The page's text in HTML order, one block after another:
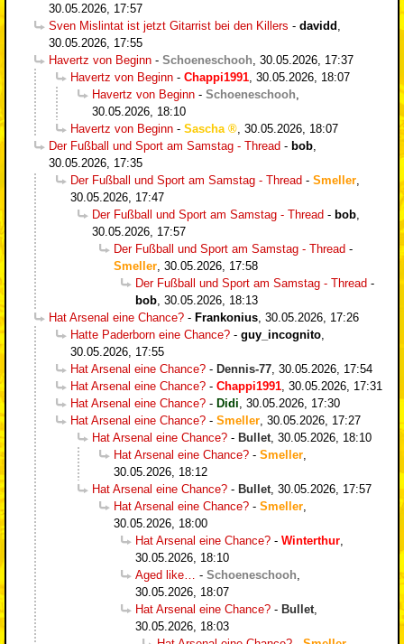
30.05.2026, 17:57
Sven Mislintat ist jetzt Gitarrist bei den Killers - davidd
30.05.2026, 17:55
Havertz von Beginn - Schoeneschooh 30.05.2026, 17:37
Havertz von Beginn - Chappi1991 30.05.2026, 18:07
Havertz von Beginn - Schoeneschooh
30.05.2026, 18:10
Havertz von Beginn - Sascha
30.05.2026, 18:07
Der Fußball und Sport am Samstag - Thread - bob
30.05.2026, 17:35
Der Fußball und Sport am Samstag - Thread - Smeller
30.05.2026, 17:47
Der Fußball und Sport am Samstag - Thread - bob
30.05.2026, 17:57
Der Fußball und Sport am Samstag - Thread -
Smeller 30.05.2026, 17:58
Der Fußball und Sport am Samstag - Thread -
bob 30.05.2026, 18:13
Hat Arsenal eine Chance? - Frankonius 30.05.2026, 17:26
Hatte Paderborn eine Chance? - guy_incognito
30.05.2026, 17:55
Hat Arsenal eine Chance? - Dennis-77 30.05.2026, 17:54
Hat Arsenal eine Chance? - Chappi1991 30.05.2026, 17:31
Hat Arsenal eine Chance? - Didi 30.05.2026, 17:30
Hat Arsenal eine Chance? - Smeller 30.05.2026, 17:27
Hat Arsenal eine Chance? - Bullet 30.05.2026, 18:10
Hat Arsenal eine Chance? - Smeller
30.05.2026, 18:12
Hat Arsenal eine Chance? - Bullet 30.05.2026, 17:57
Hat Arsenal eine Chance? - Smeller
30.05.2026, 18:00
Hat Arsenal eine Chance? - Winterthur
30.05.2026, 18:10
Aged like…
- Schoeneschooh
30.05.2026, 18:07
Hat Arsenal eine Chance? - Bullet
30.05.2026, 18:03